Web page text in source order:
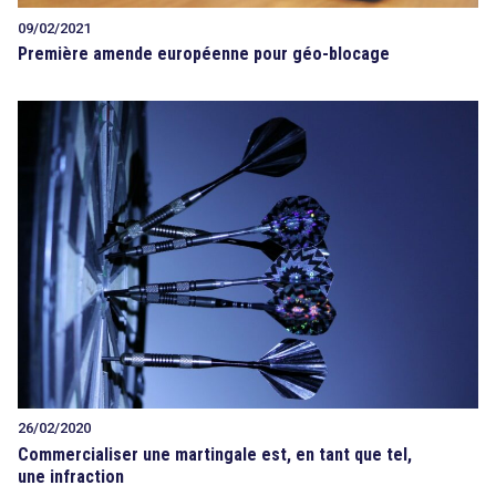
09/02/2021
Première amende européenne pour géo-blocage
26/02/2020
Commercialiser une martingale est, en tant que tel,
une infraction